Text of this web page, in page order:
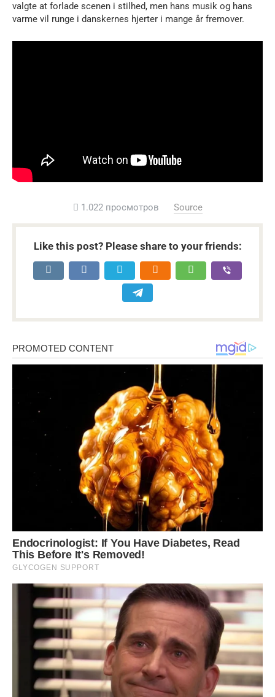
valgte at forlade scenen i stilhed, men hans musik og hans
varme vil runge i danskernes hjerter i mange år fremover.
1.022 просмотров Source
Like this post? Please share to your friends: